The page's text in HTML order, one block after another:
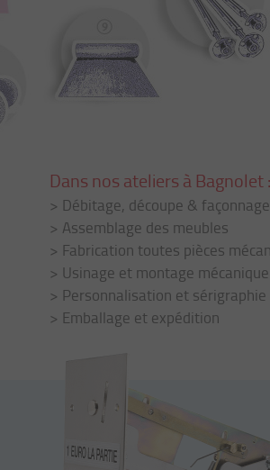
Dans nos ateliers à Bagnolet :
> Débitage, découpe & façonnage
> Assemblage des meubles
> Fabrication toutes pièces
> Usinage et montage mécanique
> Personnalisation et sérigraphie
> Emballage et expédition